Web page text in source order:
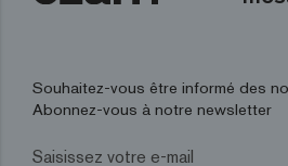
Souhaitez-vous être informé des
Abonnez-vous à notre newsletter